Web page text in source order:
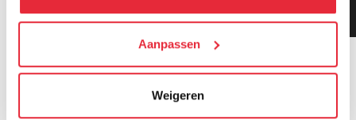
We werken samen met21 derden
die uw gegevens
kunnen ontvangen en verwerken.
Aanpassen
Weigeren
gemiddeld!